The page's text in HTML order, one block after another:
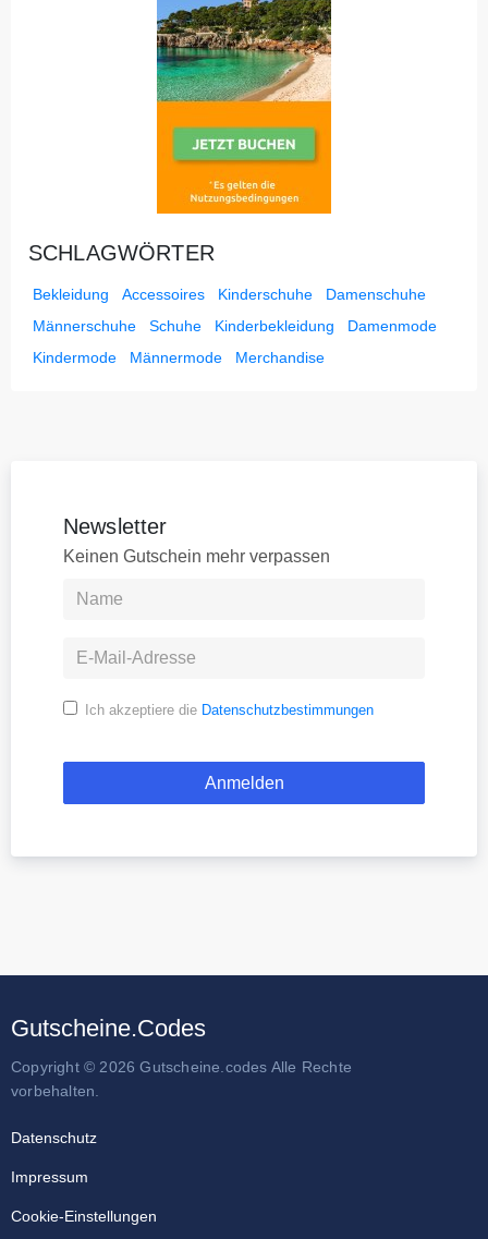
SCHLAGWÖRTER
Bekleidung Accessoires Kinderschuhe
Damenschuhe
Männerschuhe
Schuhe Kinderbekleidung
Damenmode
Kindermode
Männermode Merchandise
Newsletter
Keinen Gutschein mehr verpassen
Ich akzeptiere die Datenschutzbestimmungen
Gutscheine.Codes
Copyright © 2026 Gutscheine.codes Alle Rechte
vorbehalten.
Datenschutz
Impressum
Cookie-Einstellungen